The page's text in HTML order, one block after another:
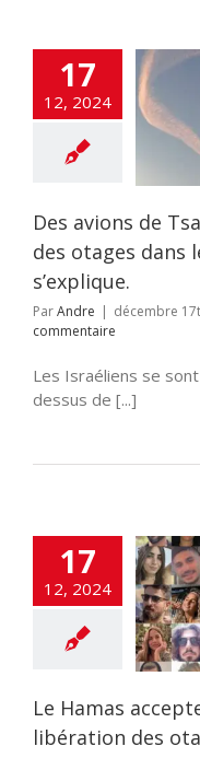
17
12, 2024
de Tsahal
le symbole
l’armée
Des avions de
des otages dans
s’explique.
ParAndre | décembre
commentaire
Les Israéliens se
dessus de [...]
17
12, 2024
accepterait
de
des otages
50 ans et en
santé dans
Le Hamas
libération des